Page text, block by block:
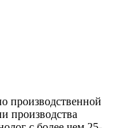
производственной
производства